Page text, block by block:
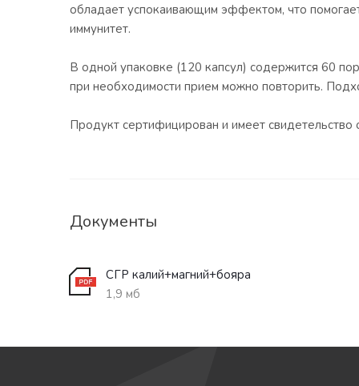
обладает успокаивающим эффектом, что
иммунитет.
В одной упаковке (120 капсул) содержится 60
при необходимости прием можно повторить.
Продукт сертифицирован и имеет свидетельство
Документы
СГР калий+магний+бояра
1,9 мб